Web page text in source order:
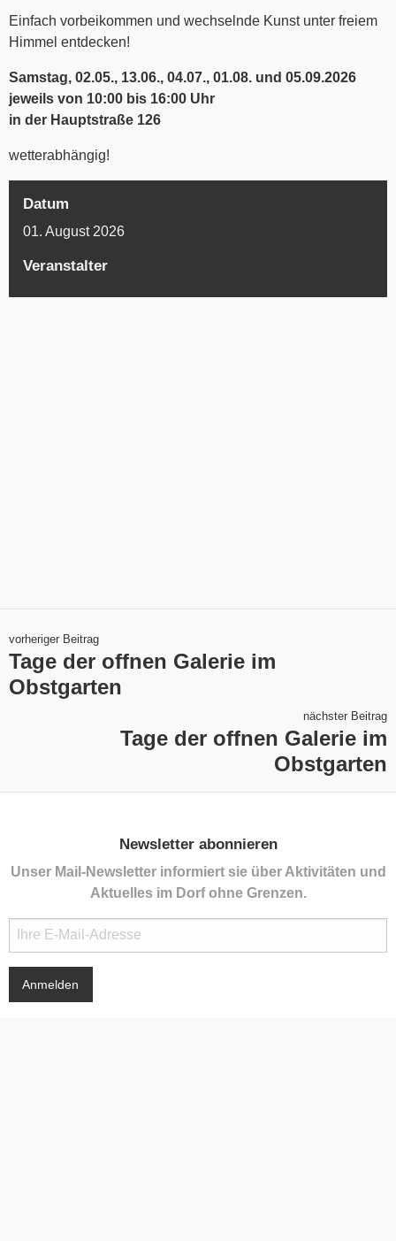
Einfach vorbeikommen und wechselnde Kunst unter freiem
Himmel entdecken!
Samstag, 02.05., 13.06., 04.07., 01.08. und 05.09.2026
jeweils von 10:00 bis 16:00 Uhr
in der Hauptstraße 126
wetterabhängig!
Datum
01. August 2026
Veranstalter
vorheriger Beitrag
Tage der offnen Galerie im
Obstgarten
nächster Beitrag
Tage der offnen Galerie im
Obstgarten
Newsletter abonnieren
Unser Mail-Newsletter informiert sie über Aktivitäten und
Aktuelles im Dorf ohne Grenzen.